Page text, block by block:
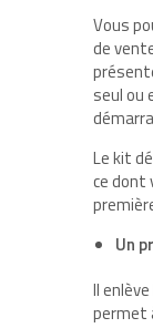
Vous
de
seul ou
Le kit
ce dont
Un
Il
permet